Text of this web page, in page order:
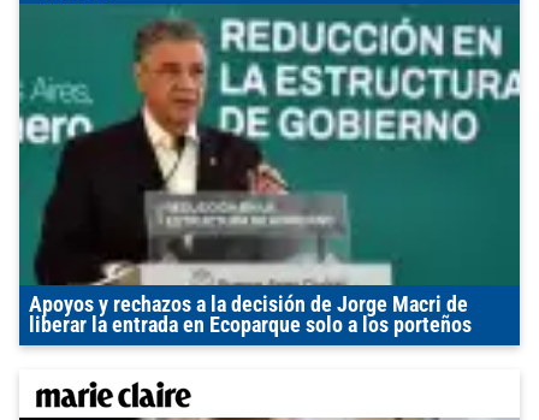
Apoyos y rechazos a la decisión de Jorge Macri de
liberar la entrada en Ecoparque solo a los porteños